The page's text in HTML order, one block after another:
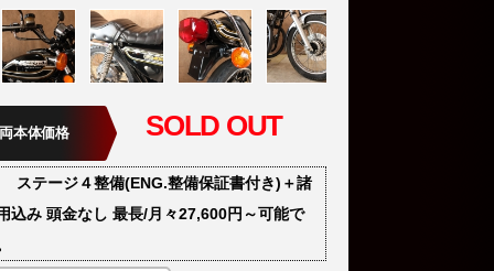
本体価格 SOLD OUT
ステージ４整備(ENG.整備保証書付き)＋諸
込み 頭金なし 最長/月々27,600円～可能で